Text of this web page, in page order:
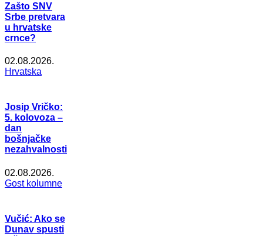
Zašto SNV
Srbe pretvara
u hrvatske
crnce?
02.08.2026.
Hrvatska
Josip Vričko:
5. kolovoza –
dan
bošnjačke
nezahvalnosti
02.08.2026.
Gost kolumne
Vučić: Ako se
Dunav spusti